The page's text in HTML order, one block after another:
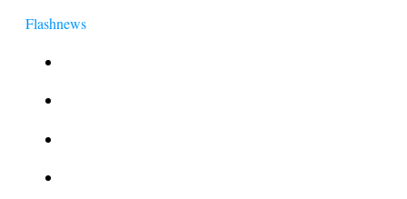
Flashnews